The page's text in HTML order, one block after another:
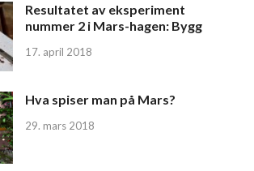
Resultatet av eksperiment
nummer 2 i Mars-hagen: Bygg
17. april 2018
Hva spiser man på Mars?
29. mars 2018